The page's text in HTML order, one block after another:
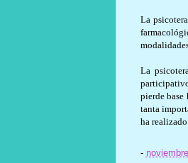
La
La
pierde base
tanta
ha
-